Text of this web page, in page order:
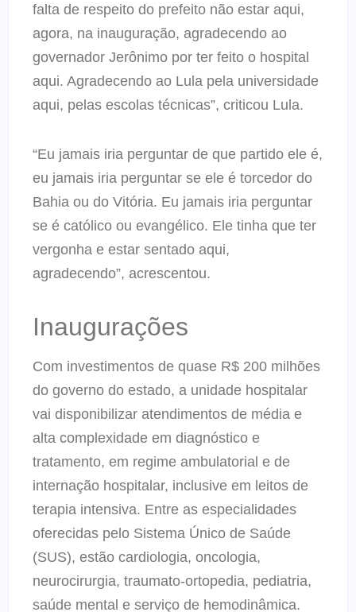
falta de respeito do prefeito não estar aqui,
agora, na inauguração, agradecendo ao
governador Jerônimo por ter feito o hospital
aqui. Agradecendo ao Lula pela universidade
aqui, pelas escolas técnicas”, criticou Lula.
“Eu jamais iria perguntar de que partido ele é,
eu jamais iria perguntar se ele é torcedor do
Bahia ou do Vitória. Eu jamais iria perguntar
se é católico ou evangélico. Ele tinha que ter
vergonha e estar sentado aqui,
agradecendo”, acrescentou.
Inaugurações
Com investimentos de quase R$ 200 milhões
do governo do estado, a unidade hospitalar
vai disponibilizar atendimentos de média e
alta complexidade em diagnóstico e
tratamento, em regime ambulatorial e de
internação hospitalar, inclusive em leitos de
terapia intensiva. Entre as especialidades
oferecidas pelo Sistema Único de Saúde
(SUS), estão cardiologia, oncologia,
neurocirurgia, traumato-ortopedia, pediatria,
saúde mental e serviço de hemodinâmica.